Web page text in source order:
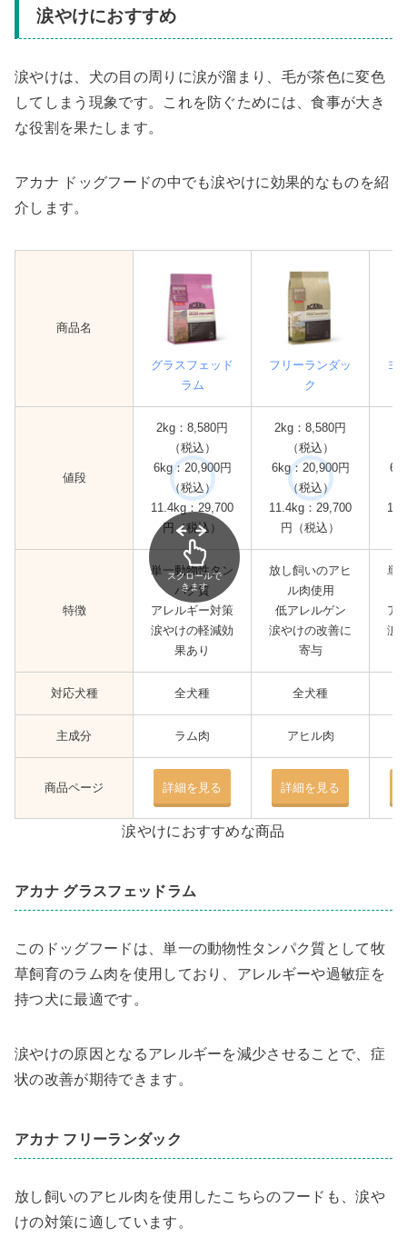
涙やけにおすすめ
涙やけは、犬の目の周りに涙が溜まり、毛が茶色に変色
してしまう現象です。これを防ぐためには、食事が大き
な役割を果たします。
アカナ ドッグフードの中でも涙やけに効果的なものを紹
介します。
商品名
グラスフェッド
ラム
フリーランダッ
ク
ヨ
値段
2kg：8,580円
（税込）
6kg：20,900円
（税込）
11.4kg：29,700
円（税込）
2kg：8,580円
（税込）
6kg：20,900円
（税込）
11.4kg：29,700
円（税込）
特徴
単一動物性タン
パク質
アレルギー対策
涙やけの軽減効
果あり
放し飼いのアヒ
ル肉使用
低アレルゲン
涙やけの改善に
寄与
単
ア
涙
対応犬種 全犬種 全犬種
主成分 ラム肉 アヒル肉
商品ページ 詳細を見る 詳細を見る
スクロールで
きます
涙やけにおすすめな商品
アカナ グラスフェッドラム
このドッグフードは、単一の動物性タンパク質として牧
草飼育のラム肉を使用しており、アレルギーや過敏症を
持つ犬に最適です。
涙やけの原因となるアレルギーを減少させることで、症
状の改善が期待できます。
アカナ フリーランダック
放し飼いのアヒル肉を使用したこちらのフードも、涙や
けの対策に適しています。